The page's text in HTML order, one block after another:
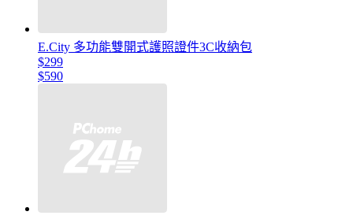
E.City 多功能雙開式護照證件3C收納包
$299
$590